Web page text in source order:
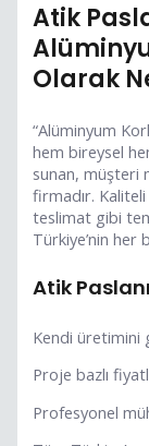
Atik
Olarak
“Alüminyum
hem bireysel
sunan, müşteri
firmadır.
teslimat gibi
Türkiye’nin
Atik
Kendi üretimini
Proje bazlı
Profesyonel